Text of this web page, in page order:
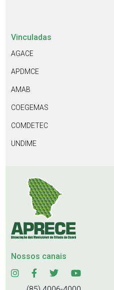
Vinculadas
AGACE
APDMCE
AMAB
COEGEMAS
COMDETEC
UNDIME
Nossos canais